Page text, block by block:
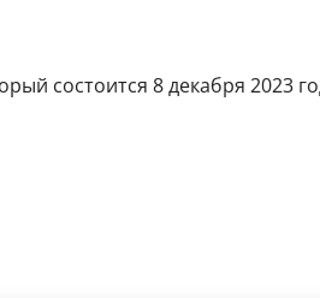
состоится 8 декабря 2023